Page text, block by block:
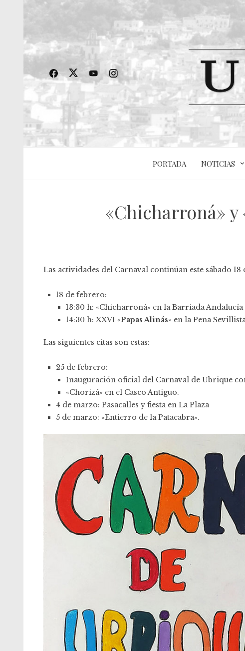
PORTADA NOTICIAS
«Chicharroná» y
Las actividades del Carnaval continúan este sábado
18 de febrero:
13:30 h: «Chicharroná» en la Barriada Andalucía
14:30 h: XXVI «Papas Aliñás» en la Peña
Las siguientes citas son estas:
25 de febrero:
Inauguración oficial del Carnaval de Ubrique
«Chorizá» en el Casco Antiguo.
4 de marzo: Pasacalles y fiesta en La Plaza
5 de marzo: «Entierro de la Patacabra».